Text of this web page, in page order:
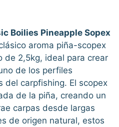
Boilies Pineapple Sopex
aroma piña-scopex
de 2,5kg, ideal para crear
de los perfiles
del carpfishing. El scopex
de la piña, creando un
carpas desde largas
de origen natural, estos